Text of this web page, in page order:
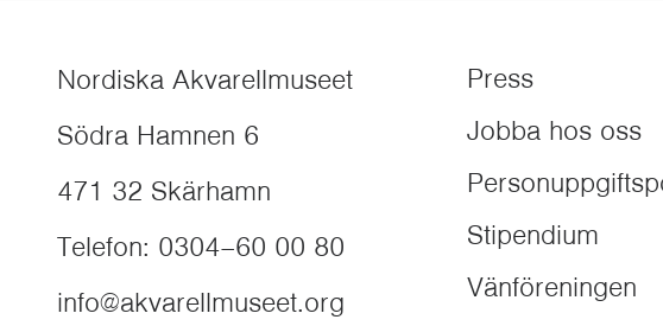
Nordiska Akvarellmuseet
Södra Hamnen 6
471 32 Skärhamn
Telefon: 0304–60 00 80
info@akvarellmuseet.org
Press
Jobba hos oss
Stipendium
Vänföreningen